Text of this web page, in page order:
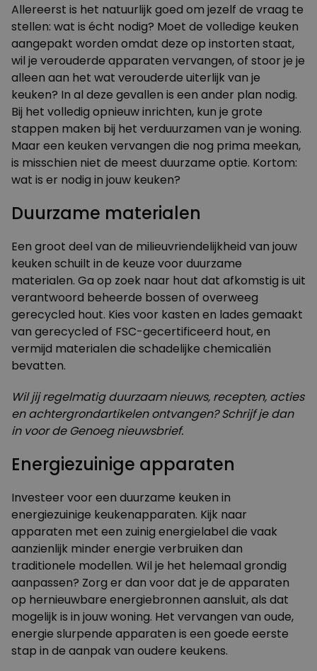
Allereerst is het natuurlijk goed om jezelf de vraag te
stellen: wat is écht nodig? Moet de volledige keuken
aangepakt worden omdat deze op instorten staat,
wil je verouderde apparaten vervangen, of stoor je je
alleen aan het wat verouderde uiterlijk van je
keuken? In al deze gevallen is een ander plan nodig.
Bij het volledig opnieuw inrichten, kun je grote
stappen maken bij het verduurzamen van je woning.
Maar een keuken vervangen die nog prima meekan,
is misschien niet de meest duurzame optie. Kortom:
wat is er nodig in jouw keuken?
Duurzame materialen
Een groot deel van de milieuvriendelijkheid van jouw
keuken schuilt in de keuze voor duurzame
materialen. Ga op zoek naar hout dat afkomstig is uit
verantwoord beheerde bossen of overweeg
gerecycled hout. Kies voor kasten en lades gemaakt
van gerecycled of FSC-gecertificeerd hout, en
vermijd materialen die schadelijke chemicaliën
bevatten.
Wil jij regelmatig duurzaam nieuws, recepten, acties
en achtergrondartikelen ontvangen? Schrijf je dan
in voor de Genoeg nieuwsbrief.
Energiezuinige apparaten
Investeer voor een duurzame keuken in
energiezuinige keukenapparaten. Kijk naar
apparaten met een zuinig energielabel die vaak
aanzienlijk minder energie verbruiken dan
traditionele modellen. Wil je het helemaal grondig
aanpassen? Zorg er dan voor dat je de apparaten
op hernieuwbare energiebronnen aansluit, als dat
mogelijk is in jouw woning. Het vervangen van oude,
energie slurpende apparaten is een goede eerste
stap in de aanpak van oudere keukens.